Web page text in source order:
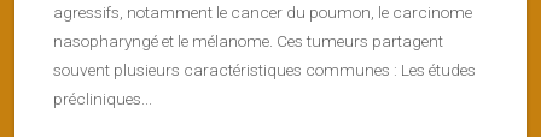
agressifs, notamment le cancer du poumon, le carcinome
nasopharyngé et le mélanome. Ces tumeurs partagent
souvent plusieurs caractéristiques communes : Les études
précliniques...